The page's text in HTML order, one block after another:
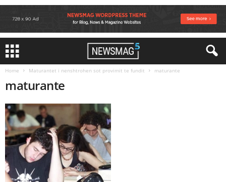
Home Maturantet i nenshtrohen sot provimit te fundit maturante
maturante